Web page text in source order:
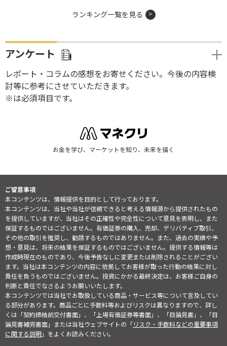
ランキング一覧を見る
アンケート
レポート・コラムの感想をお寄せください。今後の内容検
討等に参考にさせていただきます。
※は必須項目です。
お金を学び、マーケットを知り、未来を描く
ご留意事項
本コンテンツは、情報提供を目的として行っております。
本コンテンツは、当社や当社が信頼できると考える情報源から提供されたもの
を提供していますが、当社はその正確性や完全性について意見を表明し、また
保証するものではございません。有価証券の購入、売却、デリバティブ取引、
その他の取引を推奨し、勧誘するものではありません。また、過去の実績や予
想・意見は、将来の結果を保証するものではございません。提供する情報等は
作成時現在のものであり、今後予告なしに変更または削除されることがござい
ます。当社は本コンテンツの内容に依拠してお客様が取った行動の結果に対し
責任を負うものではございません。投資にかかる最終決定は、お客様ご自身の
判断と責任でなさるようお願いいたします。
本コンテンツでは当社でお取扱している商品・サービス等について言及してい
る部分があります。商品ごとに手数料等およびリスクは異なりますので、詳し
くは「契約締結前交付書面」、「上場有価証券等書面」、「目論見書」、「目
論見書補完書面」または当社ウェブサイトの「リスク・手数料などの重要事項
に関する説明」をよくお読みください。